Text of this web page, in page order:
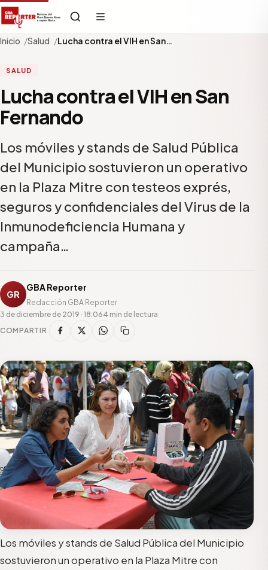
Inicio Salud Lucha contra el VIH en San…
SALUD
Lucha contra el VIH en San
Fernando
Los móviles y stands de Salud Pública
del Municipio sostuvieron un operativo
en la Plaza Mitre con testeos exprés,
seguros y confidenciales del Virus de la
Inmunodeficiencia Humana y
campaña…
GR
GBA Reporter
Redacción GBA Reporter
3 de diciembre de 2019 · 18:064 min de lectura
COMPARTIR
Los móviles y stands de Salud Públicadel Municipio
sostuvieron un operativo en la Plaza Mitre con